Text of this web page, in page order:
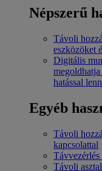
Népszerű
Távoli
eszközöket
Digitális
hatással
Egyéb
Távoli
kapcsolattal
Távvezérlés
Távoli asztal